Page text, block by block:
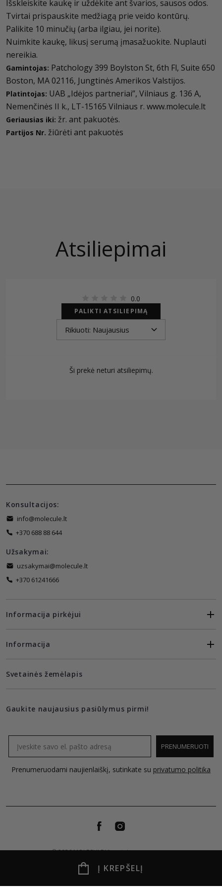
Į KREPŠELĮ
Išskleiskite kaukę ir uždėkite ant švarios, sausos odos.
Tvirtai prispauskite medžiagą prie veido kontūrų.
Palikite 10 minučių (arba ilgiau, jei norite).
Nuimkite kaukę, likusį serumą įmasažuokite. Nuplauti
nereikia.
Gamintojas: Patchology 399 Boylston St, 6th Fl, Suite 650
Boston, MA 02116, Jungtinės Amerikos Valstijos.
Platintojas: UAB „Idėjos partneriai”, Vilniaus g. 136 A,
Nemenčinės II k., LT-15165 Vilniaus r. www.molecule.lt
Geriausias iki: žr. ant pakuotės.
Partijos Nr. žiūrėti ant pakuotės
Atsiliepimai
0.0
PALIKTI ATSILIEPIMĄ
Ši prekė neturi atsiliepimų.
Konsultacijos:
info@molecule.lt
+370 688 88 644
Užsakymai:
uzsakymai@molecule.lt
+370 61241666
Informacija pirkėjui
Informacija
Svetainės žemėlapis
Gaukite naujausius pasiūlymus pirmi!
PRENUMERUOTI
Prenumeruodami naujienlaiškį, sutinkate su privatumo politika
© 2026 MOLECULE Visos teises saugomos.